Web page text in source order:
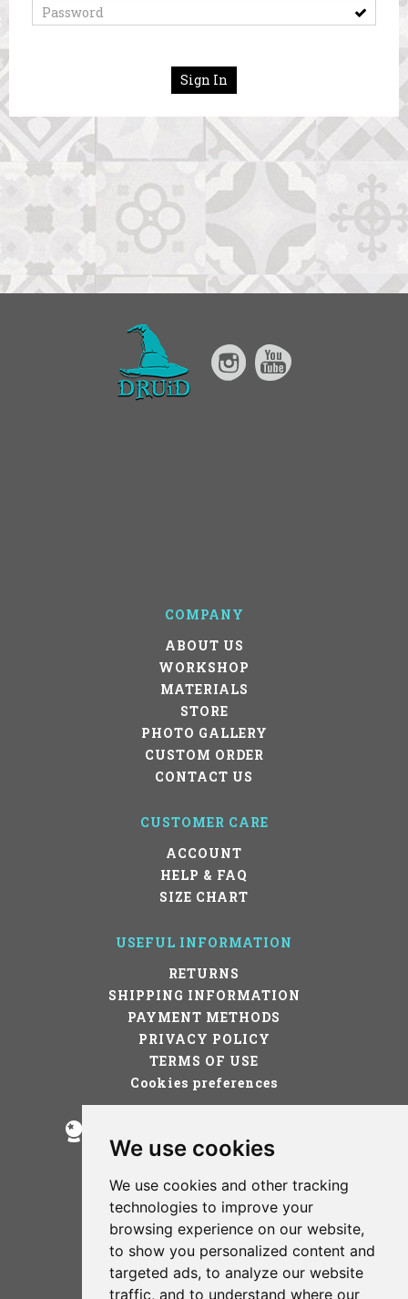
We use cookies
We use cookies and other tracking
technologies to improve your
browsing experience on our website,
to show you personalized content and
targeted ads, to analyze our website
traffic, and to understand where our
Sign In
COMPANY
ABOUT US
WORKSHOP
MATERIALS
STORE
PHOTO GALLERY
CUSTOM ORDER
CONTACT US
CUSTOMER CARE
ACCOUNT
HELP & FAQ
SIZE CHART
USEFUL INFORMATION
RETURNS
SHIPPING INFORMATION
PAYMENT METHODS
PRIVACY POLICY
TERMS OF USE
Cookies preferences
TERMS OF USE